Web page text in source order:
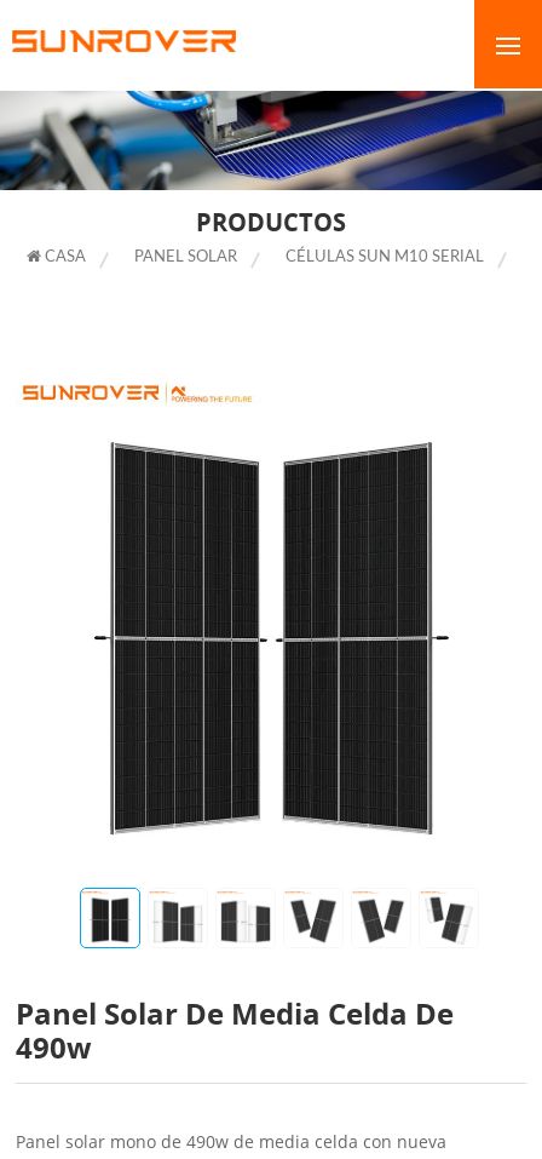
PRODUCTOS
CASA PANEL SOLAR CÉLULAS SUN M10 SERIAL
Panel Solar De Media Celda De
490w
Panel solar mono de 490w de media celda con nueva